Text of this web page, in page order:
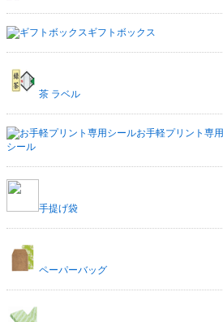
ギフトボックス
茶 ラベル
お手軽プリント専用
シール
手提げ袋
ペーパーバッグ